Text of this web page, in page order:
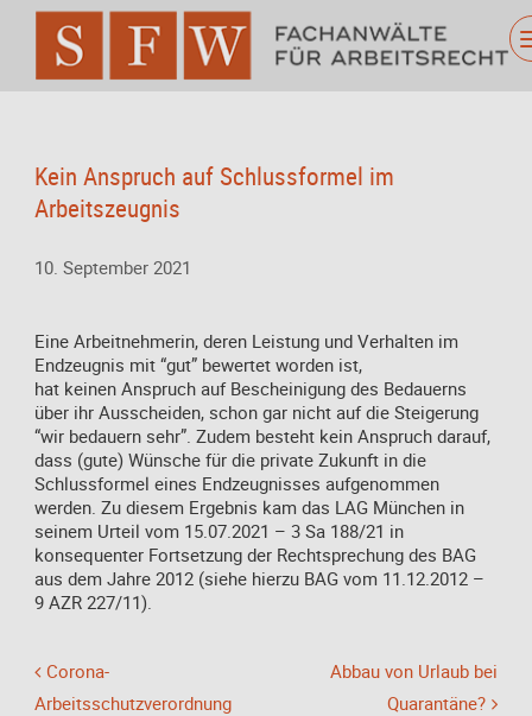
Kein Anspruch auf Schlussformel im
Arbeitszeugnis
10. September 2021
Eine Arbeitnehmerin, deren Leistung und Verhalten im
Endzeugnis mit “gut” bewertet worden ist,
hat keinen Anspruch auf Bescheinigung des Bedauerns
über ihr Ausscheiden, schon gar nicht auf die Steigerung
“wir bedauern sehr”. Zudem besteht kein Anspruch darauf,
dass (gute) Wünsche für die private Zukunft in die
Schlussformel eines Endzeugnisses aufgenommen
werden. Zu diesem Ergebnis kam das LAG München in
seinem Urteil vom 15.07.2021 – 3 Sa 188/21 in
konsequenter Fortsetzung der Rechtsprechung des BAG
aus dem Jahre 2012 (siehe hierzu BAG vom 11.12.2012 –
9 AZR 227/11).
Corona-
Arbeitsschutzverordnung
Abbau von Urlaub bei
Quarantäne?